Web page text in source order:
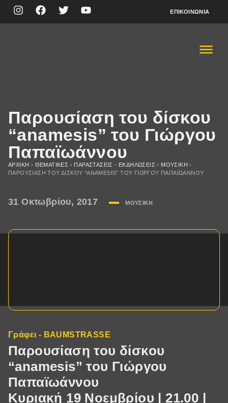
ΕΠΙΚΟΙΝΩΝΊΑ
Παρουσίαση του δίσκου
“anamesis” του Γιώργου
Παπαϊωάννου
ΑΡΧΙΚΉ › ΘΕΜΑΤΙΚΈΣ › ΠΑΡΑΣΤΆΣΕΙΣ - ΕΚΔΗΛΏΣΕΙΣ › ΜΟΥΣΙΚΉ ›
ΠΑΡΟΥΣΊΑΣΗ ΤΟΥ ΔΊΣΚΟΥ “ANAMESIS” ΤΟΥ ΓΙΏΡΓΟΥ ΠΑΠΑΪΩΆΝΝΟΥ
31 Οκτωβρίου, 2017 ΜΟΥΣΙΚΉ
Γράφει - BAUMSTRASSE
Παρουσίαση του δίσκου
“anamesis” του Γιώργου
Παπαϊωάννου
Κυριακή 19 Νοεμβρίου | 21.00 |